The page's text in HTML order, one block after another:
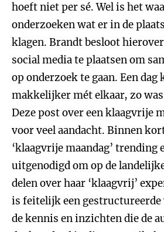
hoeft niet per sé. Wel is het
onderzoeken wat er in de
klagen. Brandt besloot
social media te plaatsen om
op onderzoek te gaan. Een dag
makkelijker mét elkaar, zo was
Deze post over een klaagvrije
voor veel aandacht. Binnen
‘klaagvrije maandag’ trending
uitgenodigd om op de
delen over haar ‘klaagvrij’
is feitelijk een
de kennis en inzichten die de